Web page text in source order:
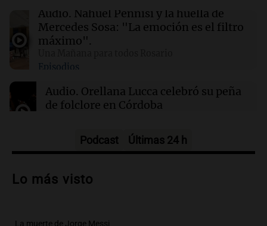
04:37 Mundo
Hutíes de Yemen atacan instalación de
Aramco en Arabia Saudí: nuevo conflicto en la
región
04:19
Incendios forestales en Indonesia: se
intensifican las llamas en el Parque Nacional
Audio. Nahuel Pennisi y la huella de
Mercedes Sosa: "La emoción es el filtro
máximo".
Episodios
Audio. Orellana Lucca celebró su peña
de folclore en Córdoba
Audio.Trágico accidente en Mendoza:
vehículos desde un puente
Podcast Últimas 24 h
Lo más visto
La muerte de Jorge Messi